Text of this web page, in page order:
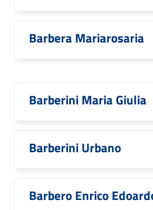
Barbera Mariarosaria
Barberini Maria Giulia
Barberini Urbano
Barbero Enrico